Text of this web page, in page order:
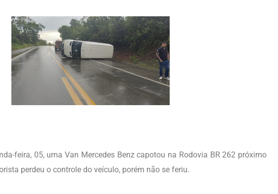
feira, 05, uma Van Mercedes Benz capotou na Rodovia BR 262 próximo
perdeu o controle do veículo, porém não se feriu.